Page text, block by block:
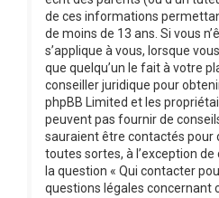
de ces informations
de moins de 13 ans. Si vous
s’applique à vous, lorsque
que quelqu’un le fait à votre
conseiller juridique pour
phpBB Limited et les
peuvent pas fournir de
sauraient être contactés pour
toutes sortes, à l’exception
la question « Qui contacter
questions légales concernant